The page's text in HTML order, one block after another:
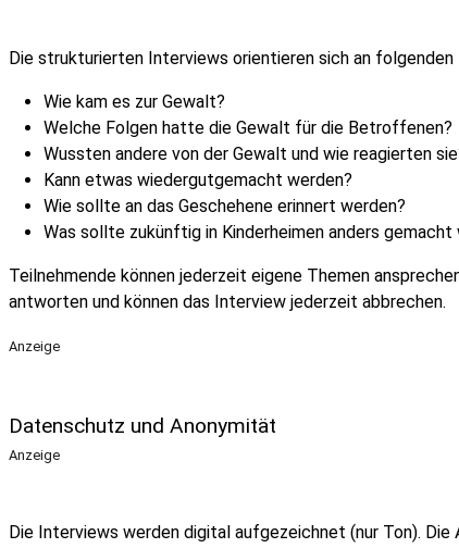
Die strukturierten Interviews orientieren sich an folgenden
Wie kam es zur Gewalt?
Welche Folgen hatte die Gewalt für die Betroffenen?
Wussten andere von der Gewalt und wie reagierten
Kann etwas wiedergutgemacht werden?
Wie sollte an das Geschehene erinnert werden?
Was sollte zukünftig in Kinderheimen anders gemacht
Teilnehmende können jederzeit eigene Themen
antworten und können das Interview jederzeit abbrechen.
Anzeige
Datenschutz und Anonymität
Anzeige
Die Interviews werden digital aufgezeichnet (nur Ton). Die